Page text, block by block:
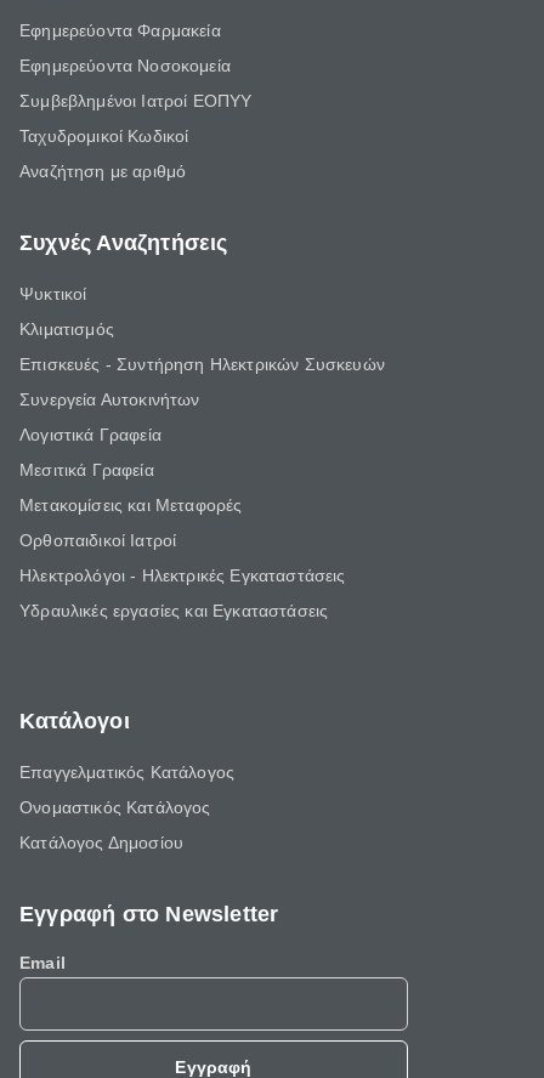
Εφημερεύοντα Φαρμακεία
Εφημερεύοντα Νοσοκομεία
Συμβεβλημένοι Ιατροί ΕΟΠΥΥ
Ταχυδρομικοί Κωδικοί
Αναζήτηση με αριθμό
Συχνές Αναζητήσεις
Ψυκτικοί
Κλιματισμός
Επισκευές - Συντήρηση Ηλεκτρικών Συσκευών
Συνεργεία Αυτοκινήτων
Λογιστικά Γραφεία
Μεσιτικά Γραφεία
Μετακομίσεις και Μεταφορές
Ορθοπαιδικοί Ιατροί
Ηλεκτρολόγοι - Ηλεκτρικές Εγκαταστάσεις
Υδραυλικές εργασίες και Εγκαταστάσεις
Κατάλογοι
Επαγγελματικός Κατάλογος
Ονομαστικός Κατάλογος
Κατάλογος Δημοσίου
Εγγραφή στο Newsletter
Email
Εγγραφή